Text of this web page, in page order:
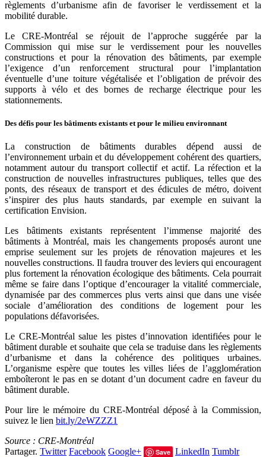
règlements d’urbanisme afin de favoriser le verdissement et la
mobilité durable.
Le CRE-Montréal se réjouit de l’approche suggérée par la
Commission qui mise sur le verdissement pour les nouvelles
constructions et pour la rénovation des bâtiments, par exemple
l’exigence d’un renforcement structural pour l’implantation
éventuelle d’une toiture végétalisée et l’obligation de prévoir des
supports à vélo et des bornes de recharge électrique pour les
stationnements.
Des défis pour les bâtiments existants et pour le milieu environnant
La construction de bâtiments durables dépend aussi de
l’environnement urbain et du développement cohérent des quartiers,
notamment autour du transport collectif et actif. La réfection et la
construction de nouvelles infrastructures publiques, telles que des
ponts, des réseaux de transport et des édicules de métro, doivent
s’inspirer des plus hauts standards, par exemple en suivant la
certification Envision.
Les bâtiments existants représentent l’immense majorité des
bâtiments à Montréal, mais les changements proposés auront une
emprise seulement sur les projets de rénovation majeures et les
nouvelles constructions. Il faudra trouver des leviers qui encouragent
plus fortement la rénovation écologique des bâtiments. Cela pourrait
même se faire dans l’optique d’encourager la vitalité commerciale,
dynamisée par des commerces plus verts ainsi que dans une visée
sociale d’amélioration des conditions de logement pour les
populations défavorisées.
Le CRE-Montréal salue les pistes d’innovation identifiées pour le
bâtiment durable et souhaite que cela se traduise dans les règlements
d’urbanisme et dans la cohérence des politiques urbaines.
L’organisme espère que toutes les villes liées de l’agglomération
emboîteront le pas en se dotant d’un document cadre en faveur du
bâtiment durable.
Pour lire le mémoire du CRE-Montréal déposé à la Commission,
suivez le lien bit.ly/2eWZZZ1
Source : CRE-Montréal
Partager. Twitter Facebook Google+ Save LinkedIn Tumblr